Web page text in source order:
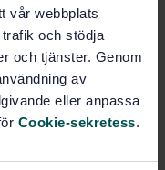
vår webbplats
och stödja
och tjänster. Genom
av
eller anpassa
Cookie-sekretess.
Fler alternativ
för livsmedel